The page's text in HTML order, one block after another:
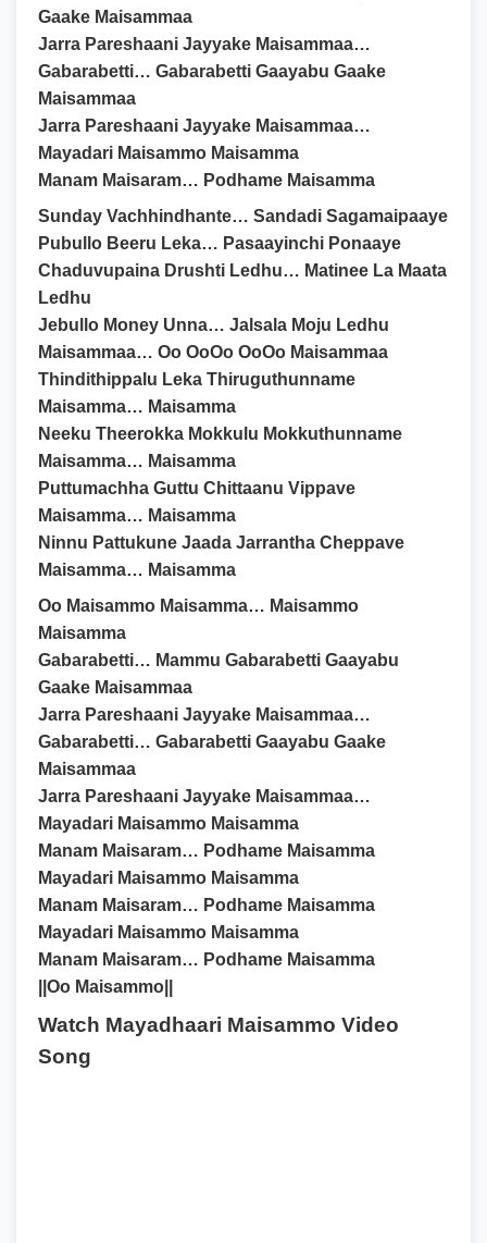
Gaake Maisammaa
Jarra Pareshaani Jayyake Maisammaa…
Gabarabetti… Gabarabetti Gaayabu Gaake
Maisammaa
Jarra Pareshaani Jayyake Maisammaa…
Mayadari Maisammo Maisamma
Manam Maisaram… Podhame Maisamma
Sunday Vachhindhante… Sandadi Sagamaipaaye
Pubullo Beeru Leka… Pasaayinchi Ponaaye
Chaduvupaina Drushti Ledhu… Matinee La Maata
Ledhu
Jebullo Money Unna… Jalsala Moju Ledhu
Maisammaa… Oo OoOo OoOo Maisammaa
Thindithippalu Leka Thiruguthunname
Maisamma… Maisamma
Neeku Theerokka Mokkulu Mokkuthunname
Maisamma… Maisamma
Puttumachha Guttu Chittaanu Vippave
Maisamma… Maisamma
Ninnu Pattukune Jaada Jarrantha Cheppave
Maisamma… Maisamma
Oo Maisammo Maisamma… Maisammo
Maisamma
Gabarabetti… Mammu Gabarabetti Gaayabu
Gaake Maisammaa
Jarra Pareshaani Jayyake Maisammaa…
Gabarabetti… Gabarabetti Gaayabu Gaake
Maisammaa
Jarra Pareshaani Jayyake Maisammaa…
Mayadari Maisammo Maisamma
Manam Maisaram… Podhame Maisamma
Mayadari Maisammo Maisamma
Manam Maisaram… Podhame Maisamma
Mayadari Maisammo Maisamma
Manam Maisaram… Podhame Maisamma
||Oo Maisammo||
Watch Mayadhaari Maisammo Video
Song